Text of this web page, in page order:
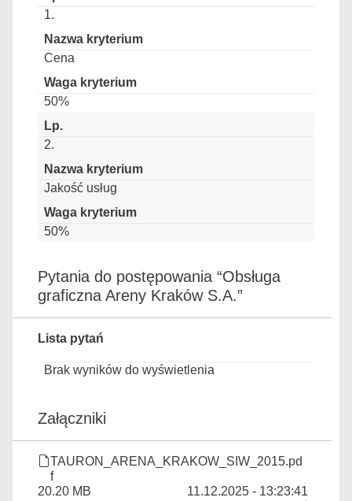
1.
Cena
50%
2.
Jakość usług
50%
Pytania do postępowania “Obsługa
graficzna Areny Kraków S.A.”
Lista pytań
Brak wyników do wyświetlenia
Załączniki
TAURON_ARENA_KRAKOW_SIW_2015.pd
f
20.20 MB
11.12.2025 - 13:23:41